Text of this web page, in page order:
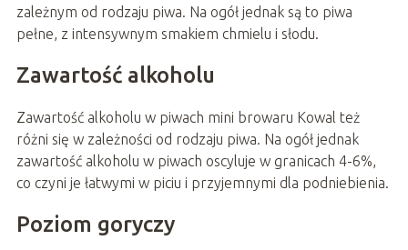
zależnym od rodzaju piwa. Na ogół jednak są to piwa
pełne, z intensywnym smakiem chmielu i słodu.
Zawartość alkoholu
Zawartość alkoholu w piwach mini browaru Kowal też
różni się w zależności od rodzaju piwa. Na ogół jednak
zawartość alkoholu w piwach oscyluje w granicach 4-6%,
co czyni je łatwymi w piciu i przyjemnymi dla podniebienia.
Poziom goryczy